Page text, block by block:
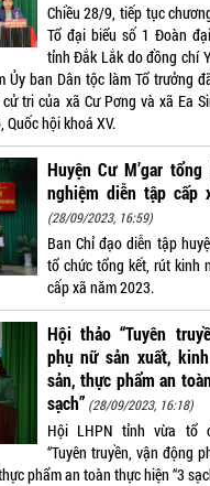
Chiều 28/9, tiếp tục
Tổ đại biểu số 1 Đoàn
tỉnh Đắk Lắk do đồng chí
Ủy ban Dân tộc làm Tổ trưởng
tri của xã Cư Pơng và xã Ea
Quốc hội khoá XV.
Huyện Cư M’gar
nghiệm diễn tập cấp
(28/09/2023, 16:59)
Ban Chỉ đạo diễn tập
tổ chức tổng kết, rút kinh
cấp xã năm 2023.
Hội thảo “Tuyên
phụ nữ sản xuất,
sản, thực phẩm an
sạch” (28/09/2023, 16:18)
Hội LHPN tỉnh vừa tổ
“Tuyên truyền, vận động
phẩm an toàn thực hiện “3